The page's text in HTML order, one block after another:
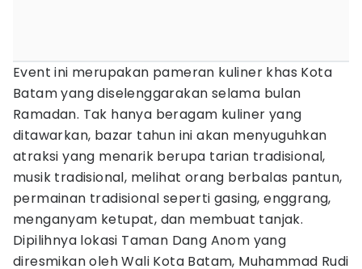
Event ini merupakan pameran kuliner khas Kota
Batam yang diselenggarakan selama bulan
Ramadan. Tak hanya beragam kuliner yang
ditawarkan, bazar tahun ini akan menyuguhkan
atraksi yang menarik berupa tarian tradisional,
musik tradisional, melihat orang berbalas pantun,
permainan tradisional seperti gasing, enggrang,
menganyam ketupat, dan membuat tanjak.
Dipilihnya lokasi Taman Dang Anom yang
diresmikan oleh Wali Kota Batam, Muhammad Rudi